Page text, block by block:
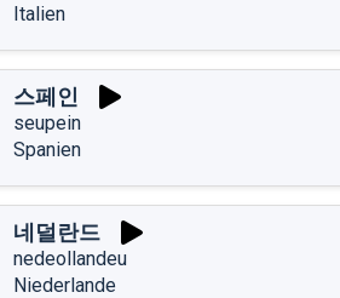
Italien
스페인
seupein
Spanien
네덜란드
nedeollandeu
Niederlande